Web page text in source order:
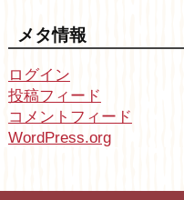
メタ情報
ログイン
投稿フィード
コメントフィード
WordPress.org